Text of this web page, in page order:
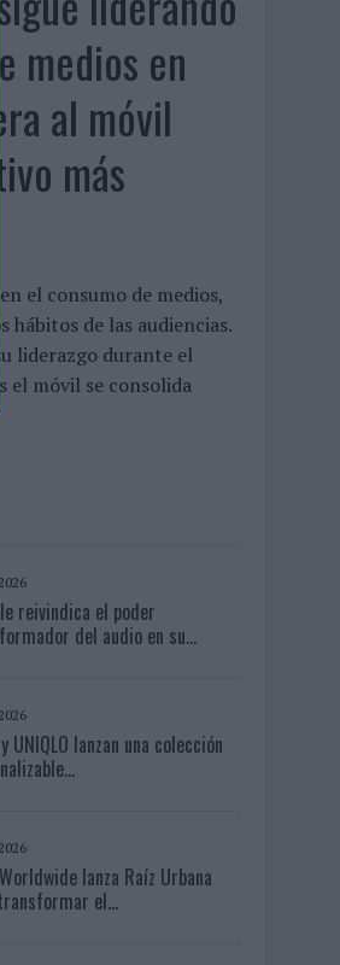
medios en
al móvil
más
el consumo de medios,
de las audiencias.
liderazgo durante el
el móvil se consolida
reivindica el poder
del audio en su...
UNIQLO lanzan una colección
lanza Raíz Urbana
el...